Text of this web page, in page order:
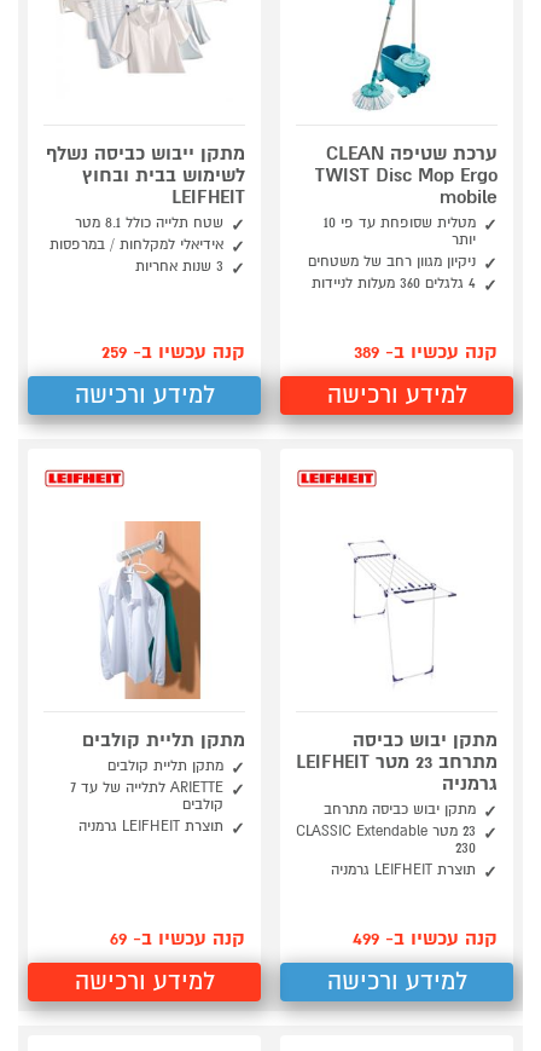
ערכת שטיפה CLEAN
TWIST Disc Mop Ergo
mobile
מטלית שסופחת עד פי 10
יותר
ניקיון מגוון רחב של משטחים
4 גלגלים 360 מעלות לניידות
קנה עכשיו ב- 389
למידע ורכישה
מתקן ייבוש כביסה נשלף
לשימוש בבית ובחוץ
LEIFHEIT
שטח תלייה כולל 8.1 מטר
אידיאלי למקלחות / במרפסות
3 שנות אחריות
קנה עכשיו ב- 259
למידע ורכישה
מתקן יבוש כביסה
מתרחב 23 מטר LEIFHEIT
גרמניה
מתקן יבוש כביסה מתרחב
23 מטר CLASSIC Extendable
230
תוצרת LEIFHEIT גרמניה
קנה עכשיו ב- 499
למידע ורכישה
מתקן תליית קולבים
מתקן תליית קולבים
ARIETTE לתלייה של עד 7
קולבים
תוצרת LEIFHEIT גרמניה
קנה עכשיו ב- 69
למידע ורכישה